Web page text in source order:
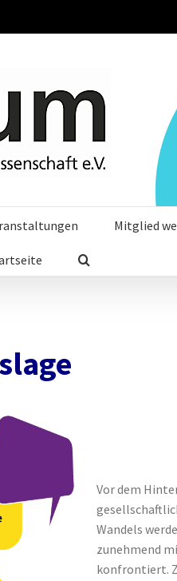
Mitglied
Vor dem
Wandels
zunehmend
konfrontiert.